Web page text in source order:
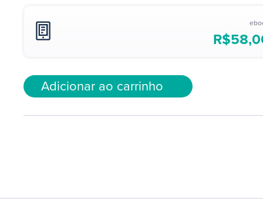
R$
Adicionar ao carrinho